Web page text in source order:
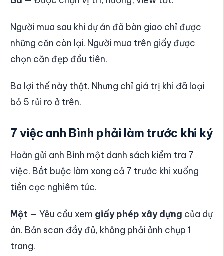
Người mua sau khi dự án đã bàn giao chỉ được
những căn còn lại. Người mua trên giấy được
chọn căn đẹp đầu tiên.
Ba lợi thế này thật. Nhưng chỉ giá trị khi đã loại
bỏ 5 rủi ro ở trên.
7 việc anh Bình phải làm trước khi ký
Hoàn gửi anh Bình một danh sách kiểm tra 7
việc. Bắt buộc làm xong cả 7 trước khi xuống
tiền cọc nghiêm túc.
Một — Yêu cầu xem giấy phép xây dựng của dự
án. Bản scan đầy đủ, không phải ảnh chụp 1
trang.